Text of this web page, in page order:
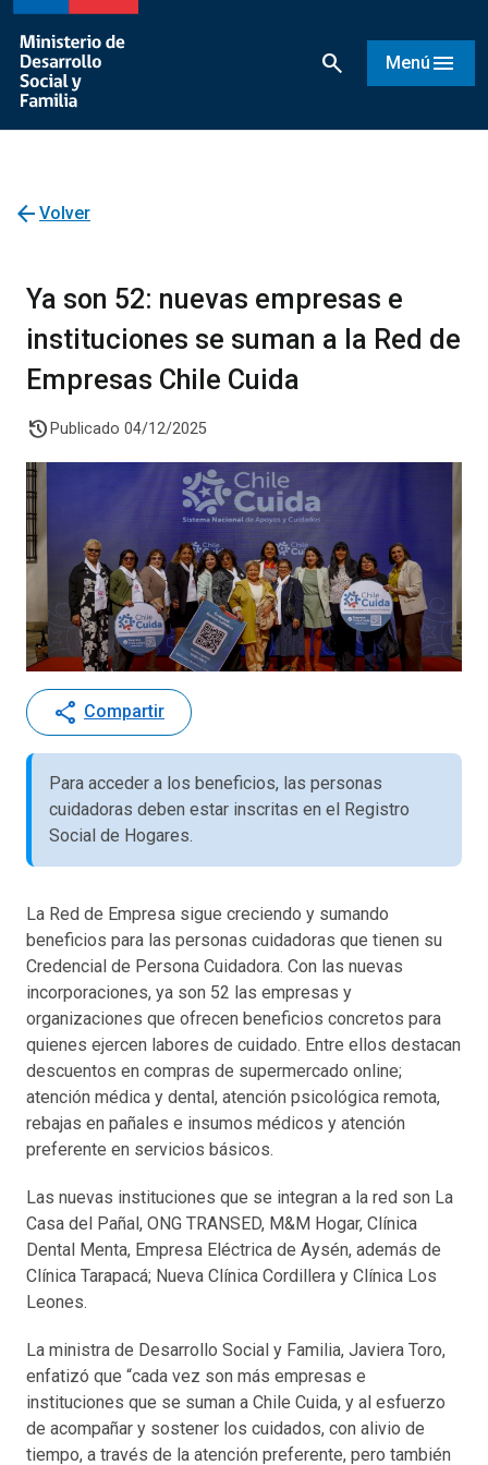
search Menú menu
arrow_back Volver
Ya son 52: nuevas empresas e
instituciones se suman a la Red de
Empresas Chile Cuida
history Publicado 04/12/2025
share Compartir
Para acceder a los beneficios, las personas
cuidadoras deben estar inscritas en el Registro
Social de Hogares.
La Red de Empresa sigue creciendo y sumando
beneficios para las personas cuidadoras que tienen su
Credencial de Persona Cuidadora. Con las nuevas
incorporaciones, ya son 52 las empresas y
organizaciones que ofrecen beneficios concretos para
quienes ejercen labores de cuidado. Entre ellos destacan
descuentos en compras de supermercado online;
atención médica y dental, atención psicológica remota,
rebajas en pañales e insumos médicos y atención
preferente en servicios básicos.
Las nuevas instituciones que se integran a la red son La
Casa del Pañal, ONG TRANSED, M&M Hogar, Clínica
Dental Menta, Empresa Eléctrica de Aysén, además de
Clínica Tarapacá; Nueva Clínica Cordillera y Clínica Los
Leones.
La ministra de Desarrollo Social y Familia, Javiera Toro,
enfatizó que “cada vez son más empresas e
instituciones que se suman a Chile Cuida, y al esfuerzo
de acompañar y sostener los cuidados, con alivio de
tiempo, a través de la atención preferente, pero también